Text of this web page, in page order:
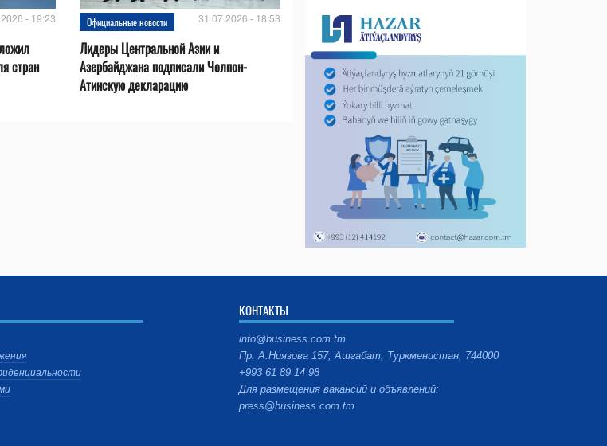
- 19:23
стран
Официальные новости 31.07.2026 - 18:53
Лидеры Центральной Азии и
Азербайджана подписали Чолпон-
Атинскую декларацию
КОНТАКТЫ
info@business.com.tm
Пр. А.Ниязова 157, Ашгабат, Туркменистан, 744000
+993 61 89 14 98
Для размещения вакансий и объявлений:
press@business.com.tm